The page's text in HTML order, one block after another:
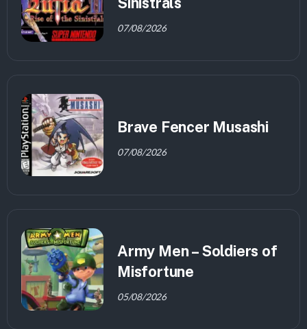
07/08/2026
Brave Fencer Musashi
07/08/2026
Army Men – Soldiers of
Misfortune
05/08/2026